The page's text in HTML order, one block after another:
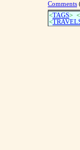
Comments
<TAGS> <
<